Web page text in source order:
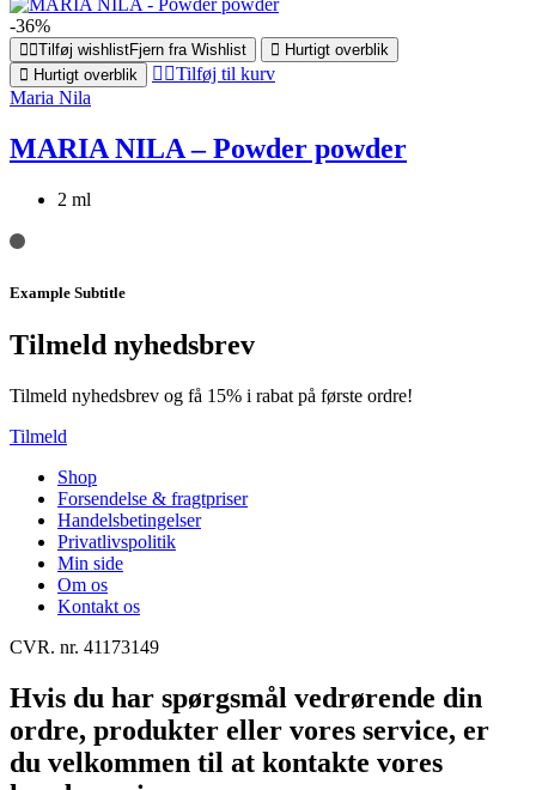
-36%
Tilføj wishlistFjern fra Wishlist
Hurtigt overblik
Hurtigt overblik
Tilføj til kurv
Maria Nila
MARIA NILA – Powder powder
2 ml
Example Subtitle
Tilmeld nyhedsbrev
Tilmeld nyhedsbrev og få 15% i rabat på første ordre!
Tilmeld
Shop
Forsendelse & fragtpriser
Handelsbetingelser
Privatlivspolitik
Min side
Om os
Kontakt os
CVR. nr. 41173149
Hvis du har spørgsmål vedrørende din
ordre, produkter eller vores service, er
du velkommen til at kontakte vores